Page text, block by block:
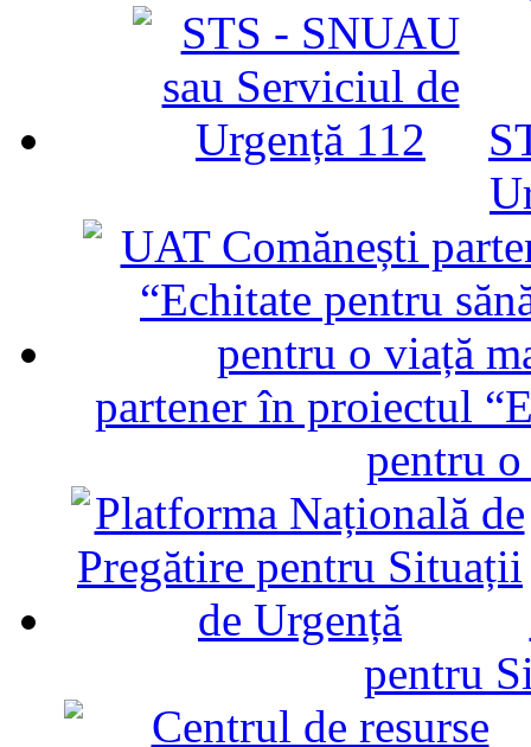
partener în proiectul
pentru
pentru